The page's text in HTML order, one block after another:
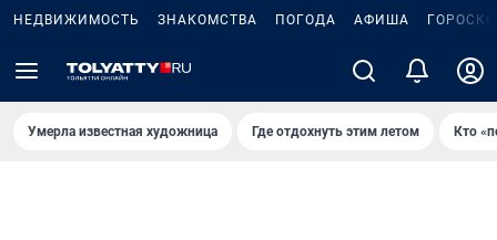
НЕДВИЖИМОСТЬ ЗНАКОМСТВА ПОГОДА АФИША
Умерла известная художница Где отдохнуть этим летом Кто